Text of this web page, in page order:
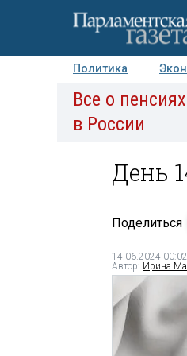
Политика
Авторы
Все о пенсиях
в России
День
Поделиться
14.06.2024 00:02
Автор: Ирина